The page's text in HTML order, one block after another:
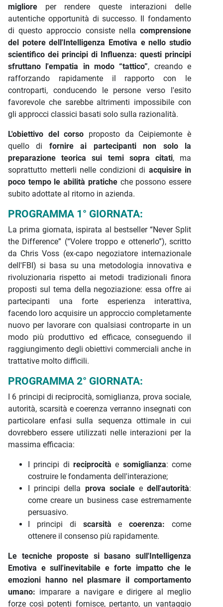
migliore per rendere queste interazioni delle
autentiche opportunità di successo. Il fondamento
di questo approccio consiste nella comprensione
del potere dell'Intelligenza Emotiva e nello studio
scientifico dei principi di Influenza: questi principi
sfruttano l'empatia in modo “tattico”, creando e
rafforzando rapidamente il rapporto con le
controparti, conducendo le persone verso l'esito
favorevole che sarebbe altrimenti impossibile con
gli approcci classici basati solo sulla razionalità.
L'obiettivo del corso proposto da Ceipiemonte è
quello di fornire ai partecipanti non solo la
preparazione teorica
sui temi sopra citati, ma
soprattutto metterli nelle condizioni di acquisire in
poco tempo le abilità praticheche possono essere
subito adottate al ritorno in azienda.
PROGRAMMA 1° GIORNATA:
La prima giornata, ispirata al bestseller “Never Split
the Difference” (“Volere troppo e ottenerlo”), scritto
da Chris Voss (ex-capo negoziatore internazionale
dell'FBI) si basa su una metodologia innovativa e
rivoluzionaria rispetto ai metodi tradizionali finora
proposti sul tema della negoziazione: essa offre ai
partecipanti una forte esperienza interattiva,
facendo loro acquisire un approccio completamente
nuovo per lavorare con qualsiasi controparte in un
modo più produttivo ed efficace, conseguendo il
raggiungimento degli obiettivi commerciali anche in
trattative molto difficili.
PROGRAMMA 2° GIORNATA:
I 6 principi di reciprocità, somiglianza, prova sociale,
autorità, scarsità e coerenza verranno insegnati con
particolare enfasi sulla sequenza ottimale in cui
dovrebbero essere utilizzati nelle interazioni per la
massima efficacia:
I principi di reciprocità e somiglianza: come
costruire le fondamenta dell'interazione;
I principi della prova socialeedell'autorità:
come creare un business case estremamente
persuasivo.
I principi di scarsità ecoerenza: come
ottenere il consenso più rapidamente.
Le tecniche proposte si basano sull'Intelligenza
Emotiva e sull'inevitabile e forte impatto che le
emozioni hanno nel plasmare il comportamento
umano: imparare a navigare e dirigere al meglio
forze così potenti fornisce, pertanto, un vantaggio